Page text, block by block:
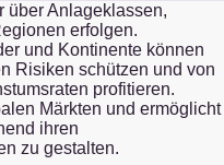
über Anlageklassen,
erfolgen.
und Kontinente können
Risiken schützen und von
profitieren.
Märkten und ermöglicht
ihren
zu gestalten.